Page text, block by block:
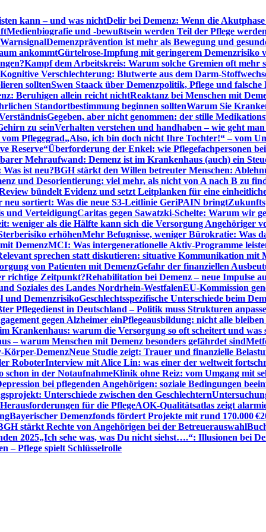
kann – und was nichtDelir bei Demenz: Wenn die
Medienbiografie und -bewußtsein werden Teil der Pflege werden
Demenzprävention ist mehr als Bewegung und
ankommtGürtelrose-Impfung mit geringerem Demenzrisiko
Kampf dem Arbeitskreis: Warum solche Gremien oft mehr
Kognitive Verschlechterung: Blutwerte aus dem Darm-
solltenSwen Staack über Demenzpolitik, Pflege und falsche
Beruhigen allein reicht nichtReaktanz bei Menschen mit
Standortbestimmung beginnen solltenWarum Sie
Gegeben, aber nicht genommen: der stille
zu seinVerhalten verstehen und handhaben – wie geht
Pflegegrad„Also, ich bin doch nicht Ihre Tochter!“ – vom
Reserve“Überforderung der Enkel: wie Pflegefachpersonen
Mehraufwand: Demenz ist im Krankenhaus (auch) ein
ist neu?BGH stärkt den Willen betreuter Menschen:
und Desorientierung: viel mehr, als nicht von A nach B zu
bündelt Evidenz und setzt Leitplanken für eine
neu sortiert: Was die neue S3-Leitlinie GeriPAIN bringt
und VerteidigungCaritas gegen Sawatzki-Schelte: Warum wir
weniger als die Hälfte kann sich die Versorgung Angehöriger
erhöhenMehr Befugnisse, weniger Bürokratie: Was
DemenzMCI: Was intergenerationelle Aktiv-Programme
sprechen statt diskutieren: situative Kommunikation mit
von Patienten mit DemenzGefahr der finanziellen
richtige Zeitpunkt?Rehabilitation bei Demenz – neue Impulse
Soziales des Landes Nordrhein-WestfalenEU-Kommission
und DemenzrisikoGeschlechtsspezifische Unterschiede beim
Pflegedienst in Deutschland – Politik muss Strukturen
gegen Alzheimer einPflegeausbildung: nicht alle bleiben
Krankenhaus: warum die Versorgung so oft scheitert und was
– warum Menschen mit Demenz besonders gefährdet sind
Körper-DemenzNeue Studie zeigt: Trauer und finanzielle
RoboterInterview mit Alice Lin: was einer der weltweit
schon in der NotaufnahmeKlinik ohne Reiz: vom Umgang mit
bei pflegenden Angehörigen: soziale Bedingungen
Unterschiede zwischen den Geschlechtern
für die PflegeAOK-Qualitätsatlas zeigt
Bayerischer Demenzfonds fördert Projekte mit rund 170.000 €
stärkt Rechte von Angehörigen bei der Betreuerauswahl
2025„Ich sehe was, was Du nicht siehst….“: Illusionen bei
– Pflege spielt Schlüsselrolle